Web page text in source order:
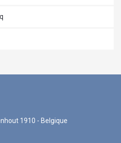
1910 - Belgique